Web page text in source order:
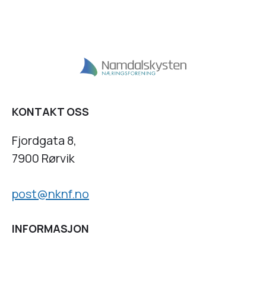
KONTAKT OSS
Fjordgata 8,
7900 Rørvik
post@nknf.no
INFORMASJON